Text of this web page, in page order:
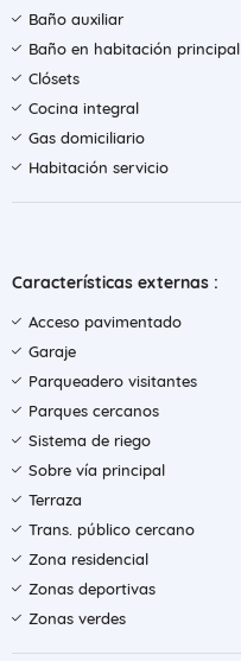
Baño auxiliar
Baño en habitación principal
Clósets
Cocina integral
Gas domiciliario
Habitación servicio
Características externas :
Acceso pavimentado
Garaje
Parqueadero visitantes
Parques cercanos
Sistema de riego
Sobre vía principal
Terraza
Trans. público cercano
Zona residencial
Zonas deportivas
Zonas verdes